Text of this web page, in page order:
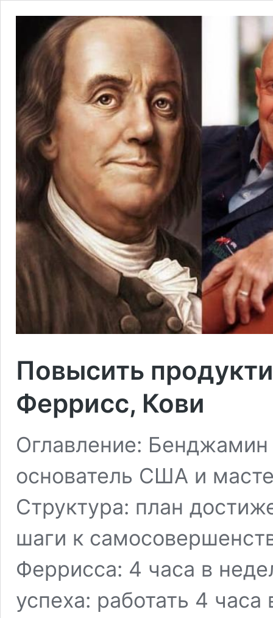
Повысить
Феррисс, Кови
Оглавление:
основатель США и
Структура: план
шаги к
Феррисса: 4 часа в
успеха: работать 4